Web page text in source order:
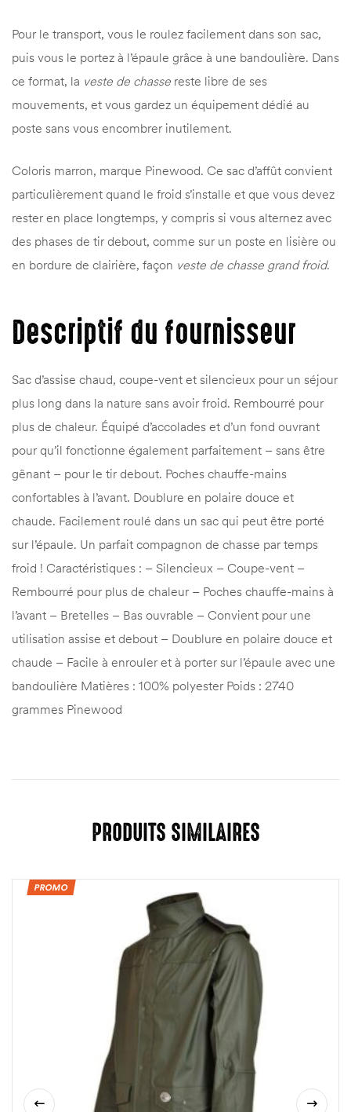
Pour le transport, vous le roulez facilement dans son sac,
puis vous le portez à l’épaule grâce à une bandoulière. Dans
ce format, la veste de chasse reste libre de ses
mouvements, et vous gardez un équipement dédié au
poste sans vous encombrer inutilement.
Coloris marron, marque Pinewood. Ce sac d’affût convient
particulièrement quand le froid s’installe et que vous devez
rester en place longtemps, y compris si vous alternez avec
des phases de tir debout, comme sur un poste en lisière ou
en bordure de clairière, façon veste de chasse grand froid.
Descriptif du fournisseur
Sac d’assise chaud, coupe-vent et silencieux pour un séjour
plus long dans la nature sans avoir froid. Rembourré pour
plus de chaleur. Équipé d’accolades et d’un fond ouvrant
pour qu’il fonctionne également parfaitement – sans être
gênant – pour le tir debout. Poches chauffe-mains
confortables à l’avant. Doublure en polaire douce et
chaude. Facilement roulé dans un sac qui peut être porté
sur l’épaule. Un parfait compagnon de chasse par temps
froid ! Caractéristiques : – Silencieux – Coupe-vent –
Rembourré pour plus de chaleur – Poches chauffe-mains à
l’avant – Bretelles – Bas ouvrable – Convient pour une
utilisation assise et debout – Doublure en polaire douce et
chaude – Facile à enrouler et à porter sur l’épaule avec une
bandoulière Matières : 100% polyester Poids : 2740
grammes Pinewood
PRODUITS SIMILAIRES
PROMO